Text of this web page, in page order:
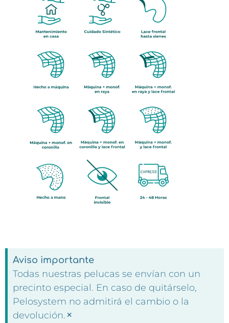
Aviso importante
Todas nuestras pelucas se envían con un
precinto especial. En caso de quitárselo,
Pelosystem no admitirá el cambio o la
devolución. ×